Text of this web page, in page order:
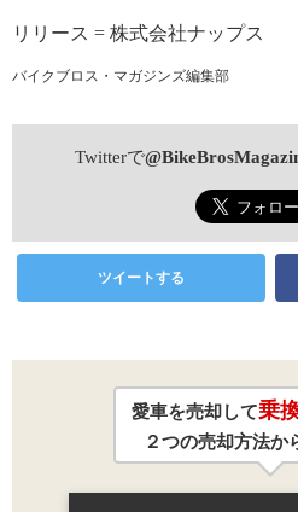
リリース = 株式会社ナップス
バイクブロス・マガジンズ編集部
Twitterで
ツイートする
愛車を売却して乗
２つの売却方法か